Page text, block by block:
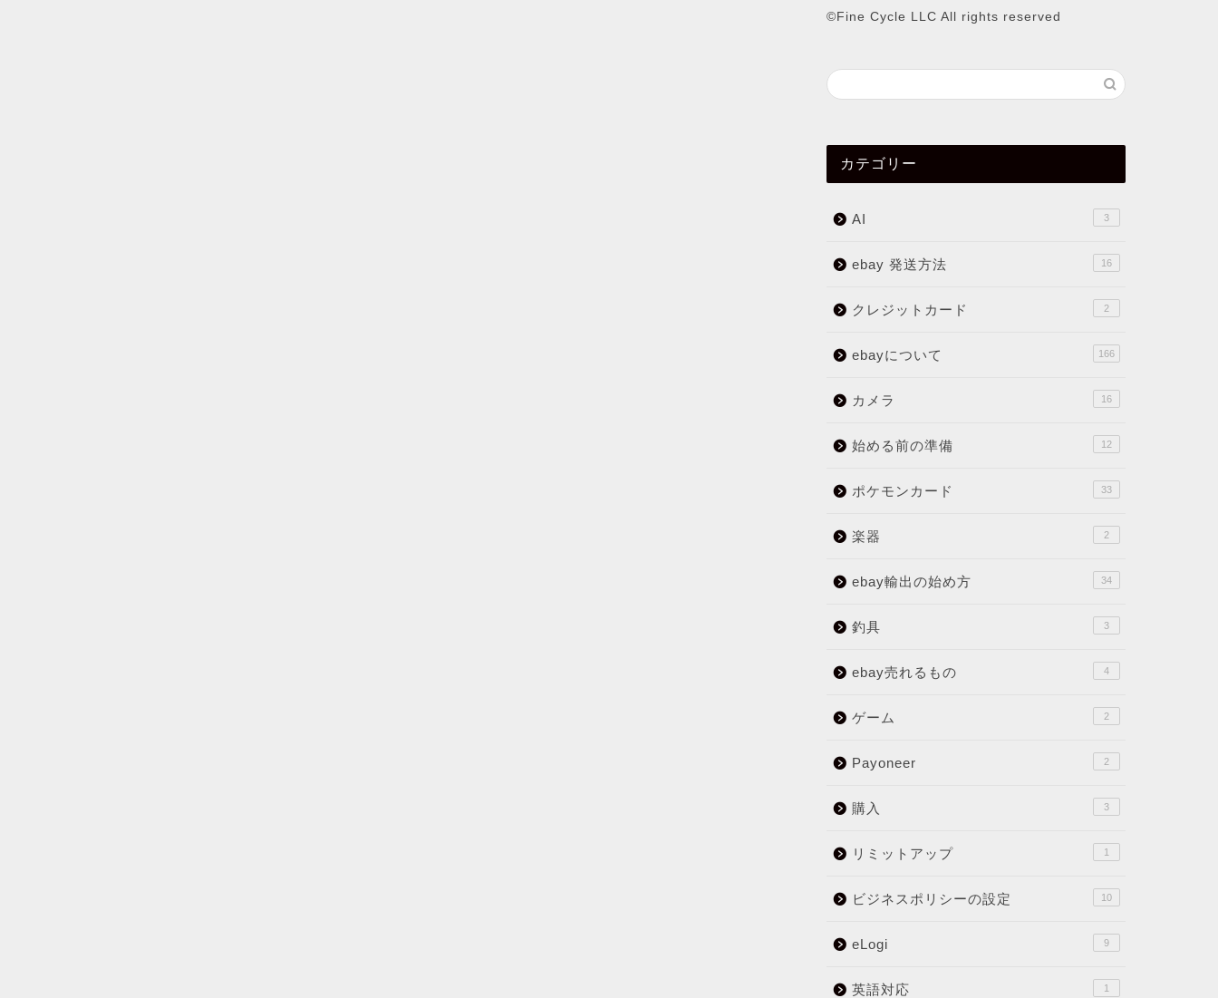
©︎Fine Cycle LLC All rights reserved
カテゴリー
AI 3
ebay 発送方法 16
クレジットカード 2
ebayについて 166
カメラ 16
始める前の準備 12
ポケモンカード 33
楽器 2
ebay輸出の始め方 34
釣具 3
ebay売れるもの 4
ゲーム 2
Payoneer 2
購入 3
リミットアップ 1
ビジネスポリシーの設定 10
eLogi 9
英語対応 1